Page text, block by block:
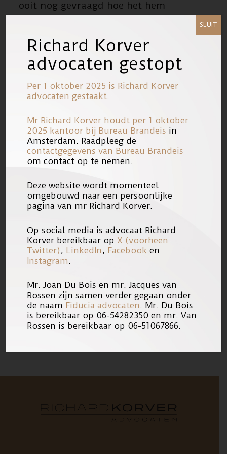
ooit nog gevraagd hoe het hem
ONBEGRIP EN
ONGEVOELIGHEID
De schoen wringt vaker op dit punt,
bleek dit voorjaar al toen de
lotgenotenorganisatie
Vrouwenplatform Kerkelijk
Kindermisbruik in Trouw pleitte voor
een richtlijn voor omgang met of
door rooms-katholieke geestelijken.
Het gaat dan om hen die al
Lees het artikelSmartengeld maakt
slachtoffers niet altijd gelukkig
website van Trouw.
04/07/2019Link
Richard Korver
advocaten gestopt
Per 1 oktober 2025 is Richard Korver
advocaten gestaakt.
Mr Richard Korver houdt per 1 oktober
2025 kantoor bij Bureau Brandeis in
Amsterdam. Raadpleeg de
contactgegevens van Bureau Brandeis
om contact op te nemen.
Deze website wordt momenteel
omgebouwd naar een persoonlijke
pagina van mr Richard Korver.
Op social media is advocaat Richard
Korver bereikbaar op X (voorheen
Twitter) , LinkedIn , Facebook en
Instagram.
Mr. Joan Du Bois en mr. Jacques van
Rossen zijn samen verder gegaan onder
de naam Fiducia advocaten. Mr. Du Bois
is bereikbaar op 06-54282350 en mr. Van
Rossen is bereikbaar op 06-51067866.
SLUIT